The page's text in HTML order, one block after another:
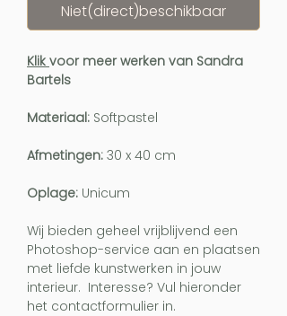
Niet(direct)beschikbaar
Klik voor meer werken van Sandra
Bartels
Materiaal: Softpastel
Afmetingen: 30 x 40 cm
Oplage: Unicum
Wij bieden geheel vrijblijvend een
Photoshop-service aan en plaatsen
met liefde kunstwerken in jouw
interieur. Interesse? Vul hieronder
het contactformulier in.